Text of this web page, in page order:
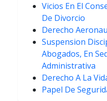
Vicios En El
De Divorcio
Derecho
Suspension
Abogados, En
Administrativa
Derecho A La
Papel De